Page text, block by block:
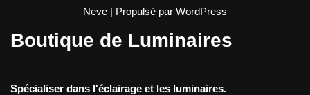
Neve | Propulsé par WordPress
Boutique de Luminaires
Spécialiser dans l'éclairage et les luminaires.